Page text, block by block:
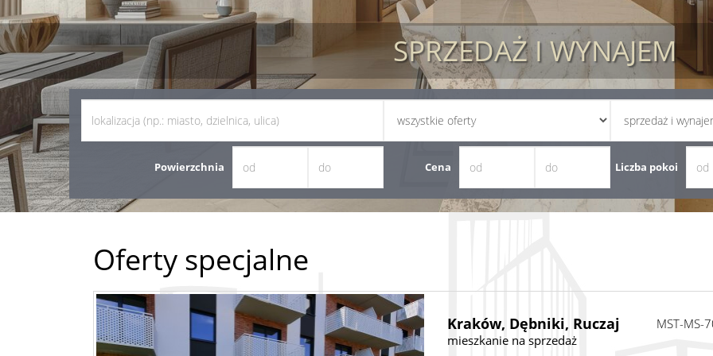
SPRZEDAŻ I WYNAJEM
Powierzchnia Cena Liczba pokoi
Oferty specjalne
Kraków, Dębniki, Ruczaj
mieszkanie na sprzedaż
MST-MS-